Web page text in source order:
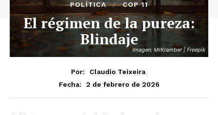
Imagen: MrKramber | Freepik
POLÍTICA COP 11
El régimen de la pureza:
Blindaje
Por:
Claudio Teixeira
Fecha:
2 de febrero de 2026